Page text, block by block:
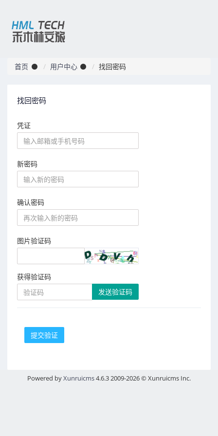
首页 用户中心 找回密码
找回密码
凭证
新密码
确认密码
图片验证码
获得验证码
发送验证码
提交验证
Powered byXunruicms4.6.3 2009-2026 © Xunruicms Inc.